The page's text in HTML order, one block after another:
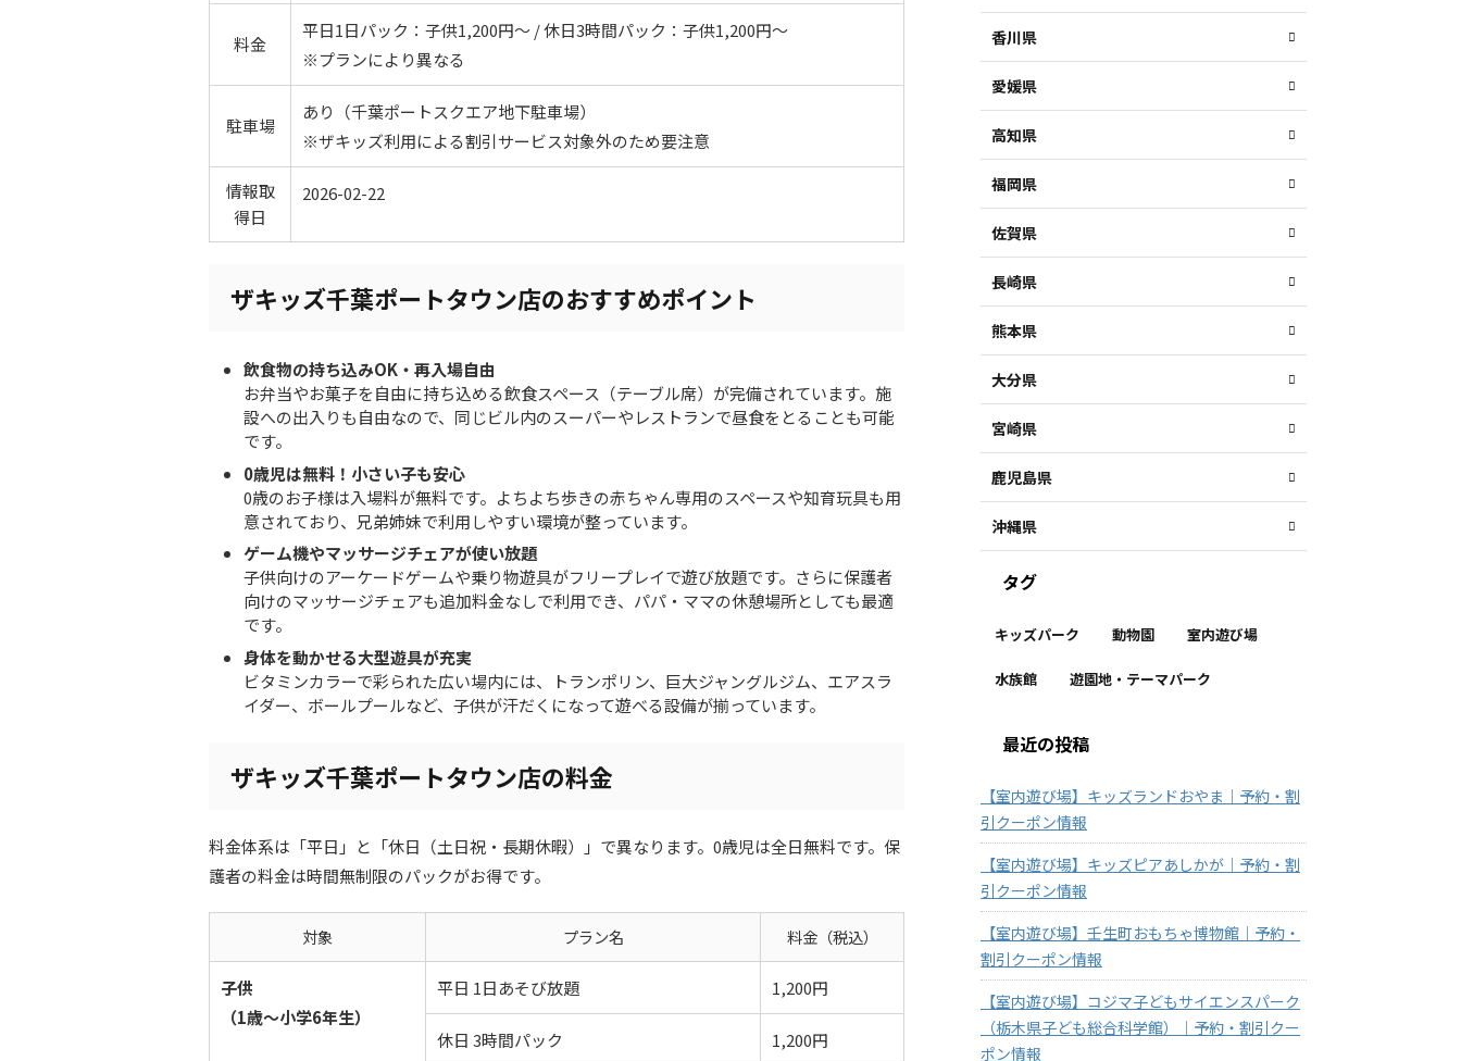
料金
平日1日パック：子供1,200円〜 / 休日3時間パック：子供1,200円〜
※プランにより異なる
駐車場
あり（千葉ポートスクエア地下駐車場）
※ザキッズ利用による割引サービス対象外のため要注意
情報取
得日
2026-02-22
ザキッズ千葉ポートタウン店のおすすめポイント
飲食物の持ち込みOK・再入場自由
お弁当やお菓子を自由に持ち込める飲食スペース（テーブル席）が完備されています。施
設への出入りも自由なので、同じビル内のスーパーやレストランで昼食をとることも可能
です。
0歳児は無料！小さい子も安心
0歳のお子様は入場料が無料です。よちよち歩きの赤ちゃん専用のスペースや知育玩具も用
意されており、兄弟姉妹で利用しやすい環境が整っています。
ゲーム機やマッサージチェアが使い放題
子供向けのアーケードゲームや乗り物遊具がフリープレイで遊び放題です。さらに保護者
向けのマッサージチェアも追加料金なしで利用でき、パパ・ママの休憩場所としても最適
です。
身体を動かせる大型遊具が充実
ビタミンカラーで彩られた広い場内には、トランポリン、巨大ジャングルジム、エアスラ
イダー、ボールプールなど、子供が汗だくになって遊べる設備が揃っています。
ザキッズ千葉ポートタウン店の料金
料金体系は「平日」と「休日（土日祝・長期休暇）」で異なります。0歳児は全日無料です。保
護者の料金は時間無制限のパックがお得です。
対象 プラン名 料金（税込）
子供
（1歳〜小学6年生）
平日 1日あそび放題 1,200円
休日 3時間パック 1,200円
香川県
愛媛県
高知県
福岡県
佐賀県
長崎県
熊本県
大分県
宮崎県
鹿児島県
沖縄県
タグ
キッズパーク 動物園 室内遊び場
水族館 遊園地・テーマパーク
最近の投稿
【室内遊び場】キッズランドおやま｜予約・割
引クーポン情報
【室内遊び場】キッズピアあしかが｜予約・割
引クーポン情報
【室内遊び場】壬生町おもちゃ博物館｜予約・
割引クーポン情報
【室内遊び場】コジマ子どもサイエンスパーク
（栃木県子ども総合科学館）｜予約・割引クー
ポン情報